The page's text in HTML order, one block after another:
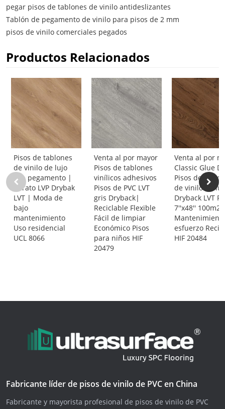
pegar pisos de tablones de vinilo antideslizantes
Tablón de pegamento de vinilo para pisos de 2 mm
pisos de vinilo comerciales pegados
Productos Relacionados
Pisos de tablones
de vinilo de lujo
con pegamento |
Barato LVP Drybak
LVT | Moda de
bajo
mantenimiento
Uso residencial
UCL 8066
Venta al por mayor
Pisos de tablones
vinílicos adhesivos
Pisos de PVC LVT
gris Dryback|
Reciclable Flexible
Fácil de limpiar
Económico Pisos
para niños HIF
20479
Venta al por
Classic Glue
Pisos de
de vinilo de
Dryback LVT
7''x48''
esfuerzo
HIF 20484
Fabricante líder de pisos de vinilo de PVC en China
Fabricante y mayorista profesional de pisos de vinilo de PVC